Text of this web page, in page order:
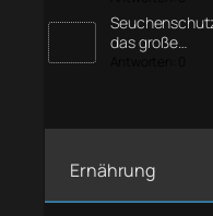
das große…
Ernährung